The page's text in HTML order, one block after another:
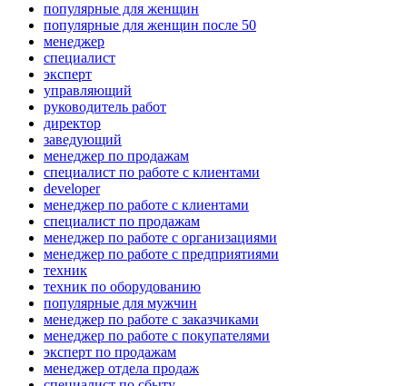
популярные для женщин
популярные для женщин после 50
менеджер
специалист
эксперт
управляющий
руководитель работ
директор
заведующий
менеджер по продажам
специалист по работе с клиентами
developer
менеджер по работе с клиентами
специалист по продажам
менеджер по работе с организациями
менеджер по работе с предприятиями
техник
техник по оборудованию
популярные для мужчин
менеджер по работе с заказчиками
менеджер по работе с покупателями
эксперт по продажам
менеджер отдела продаж